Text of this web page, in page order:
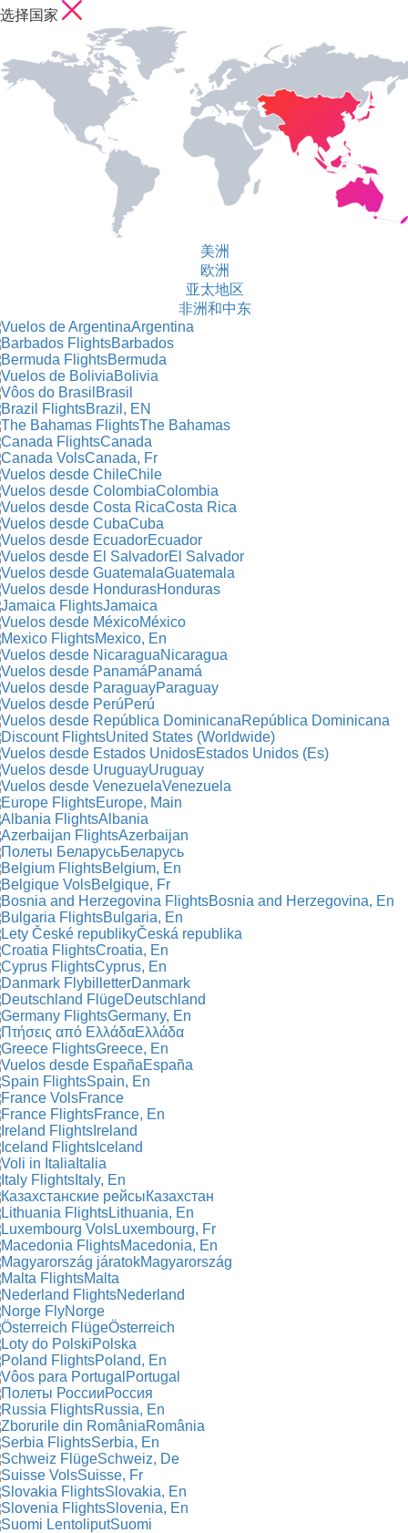
选择国家
美洲
欧洲
亚太地区
非洲和中东
Argentina
Barbados
Bermuda
Bolivia
Brasil
Brazil, EN
The Bahamas
Canada
Canada, Fr
Chile
Colombia
Costa Rica
Cuba
Ecuador
El Salvador
Guatemala
Honduras
Jamaica
México
Mexico, En
Nicaragua
Panamá
Paraguay
Perú
República Dominicana
United States (Worldwide)
Estados Unidos (Es)
Uruguay
Venezuela
Europe, Main
Albania
Azerbaijan
Беларусь
Belgium, En
Belgique, Fr
Bosnia and Herzegovina, En
Bulgaria, En
Česká republika
Croatia, En
Cyprus, En
Danmark
Deutschland
Germany, En
Ελλάδα
Greece, En
España
Spain, En
France
France, En
Ireland
Iceland
Italia
Italy, En
Казахстан
Lithuania, En
Luxembourg, Fr
Macedonia, En
Magyarország
Malta
Nederland
Norge
Österreich
Polska
Poland, En
Portugal
Россия
Russia, En
România
Serbia, En
Schweiz, De
Suisse, Fr
Slovakia, En
Slovenia, En
Suomi